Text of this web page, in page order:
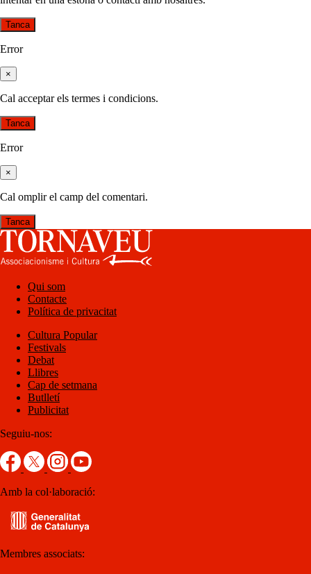
Tanca
Error
×
Cal acceptar els termes i condicions.
Tanca
Error
×
Cal omplir el camp del comentari.
Tanca
Qui som
Contacte
Política de privacitat
Cultura Popular
Festivals
Debat
Llibres
Cap de setmana
Butlletí
Publicitat
Seguiu-nos:
Amb la col·laboració:
Membres associats: